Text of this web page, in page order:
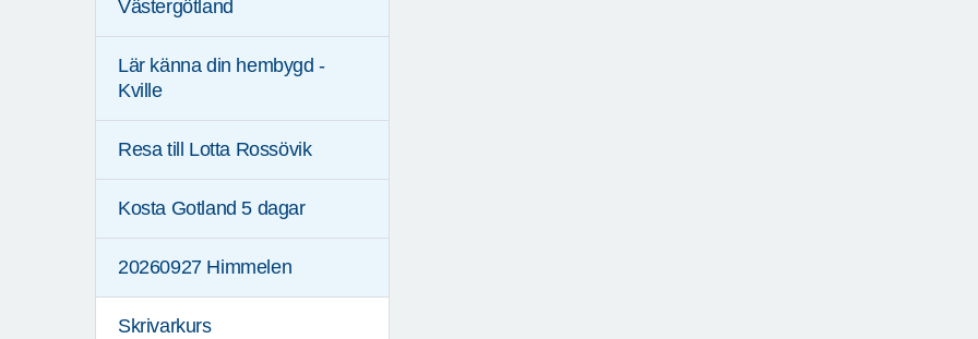
Västergötland
Lär känna din hembygd -
Kville
Resa till Lotta Rossövik
Kosta Gotland 5 dagar
20260927 Himmelen
Skrivarkurs